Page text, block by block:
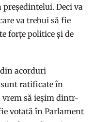
președintelui. Deci va
va trebui să fie
forțe politice și de
acorduri
sunt ratificate în
vrem să ieșim dintr-
votată în Parlament